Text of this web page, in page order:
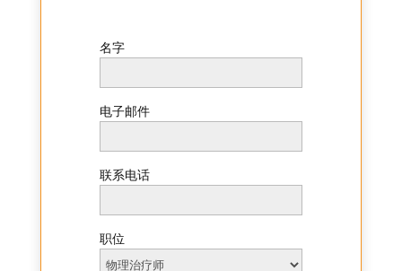
名字
电子邮件
联系电话
职位